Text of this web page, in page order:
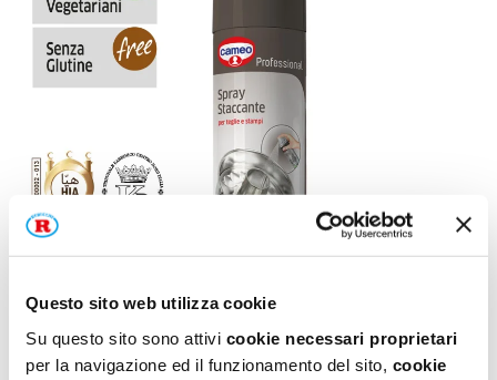
Questo sito web utilizza cookie
Su questo sito sono attivi cookie necessari proprietari
per la navigazione ed il funzionamento del sito, cookie